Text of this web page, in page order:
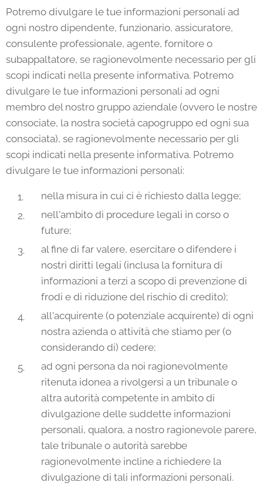
Potremo divulgare le tue informazioni personali ad
ogni nostro dipendente, funzionario, assicuratore,
consulente professionale, agente, fornitore o
subappaltatore, se ragionevolmente necessario per gli
scopi indicati nella presente informativa. Potremo
divulgare le tue informazioni personali ad ogni
membro del nostro gruppo aziendale (ovvero le nostre
consociate, la nostra società capogruppo ed ogni sua
consociata), se ragionevolmente necessario per gli
scopi indicati nella presente informativa. Potremo
divulgare le tue informazioni personali:
nella misura in cui ci è richiesto dalla legge;
nell'ambito di procedure legali in corso o
future;
al fine di far valere, esercitare o difendere i
nostri diritti legali (inclusa la fornitura di
informazioni a terzi a scopo di prevenzione di
frodi e di riduzione del rischio di credito);
all'acquirente (o potenziale acquirente) di ogni
nostra azienda o attività che stiamo per (o
considerando di) cedere;
ad ogni persona da noi ragionevolmente
ritenuta idonea a rivolgersi a un tribunale o
altra autorità competente in ambito di
divulgazione delle suddette informazioni
personali, qualora, a nostro ragionevole parere,
tale tribunale o autorità sarebbe
ragionevolmente incline a richiedere la
divulgazione di tali informazioni personali.